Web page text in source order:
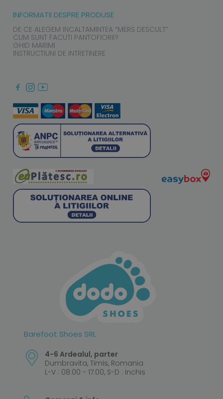
INFORMATII DESPRE PRODUSE
DE CE ALEGEM INCALTAMINTEA “MERS DESCULT”
CUM SUNT FACUTI PANTOFIORII?
GHID MARIMI
INSTRUCTIUNI DE INTRETINERE
Barefoot Shoes SRL
4-6 Ardealul, parter
Dumbravita, Timis, Romania
L-V : 08:00 - 17:00, S-D : Inchis